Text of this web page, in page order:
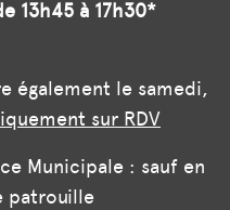
13h45 à 17h30*
également le samedi,
sur RDV
Municipale : sauf en
patrouille